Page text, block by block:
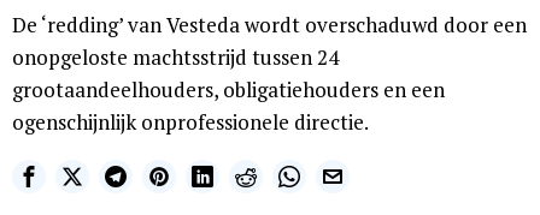
De ‘redding’ van Vesteda wordt overschaduwd door een
onopgeloste machtsstrijd tussen 24
grootaandeelhouders, obligatiehouders en een
ogenschijnlijk onprofessionele directie.